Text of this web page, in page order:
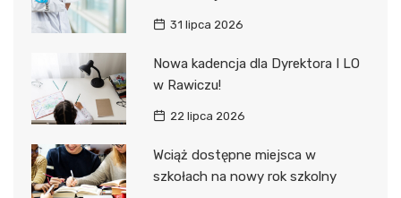
31 lipca 2026
Nowa kadencja dla Dyrektora I LO
w Rawiczu!
22 lipca 2026
Wciąż dostępne miejsca w
szkołach na nowy rok szkolny